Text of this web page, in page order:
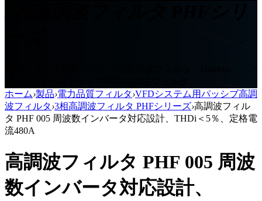
ホーム›製品›電力品質フィルタ›VFDシステム用パッシブ高調
波フィルタ›3相高調波フィルタ PHFシリーズ›高調波フィル
タ PHF 005 周波数インバータ対応設計、THDi＜5％、定格電
流480A
高調波フィルタ PHF 005 周波
数インバータ対応設計、